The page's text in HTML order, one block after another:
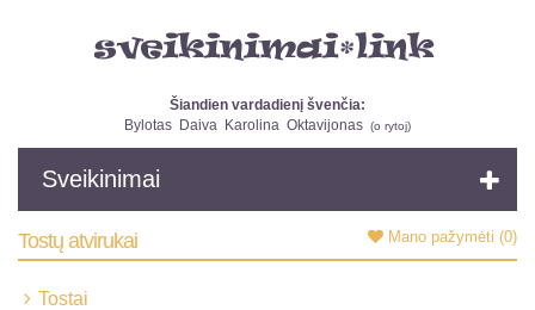
Šiandien vardadienį švenčia:
Bylotas Daiva Karolina Oktavijonas (o rytoj)
Sveikinimai
Mano pažymėti (0)
Tostų atvirukai
Tostai